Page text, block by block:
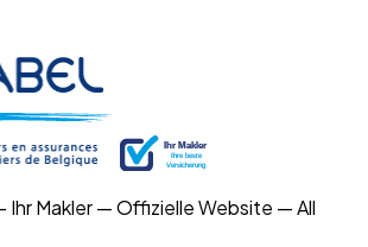
Makler — Offizielle Website — All